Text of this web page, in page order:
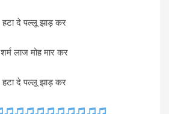
हटा दे पल्लू झाड़ कर
शर्म लाज मोह मार कर
हटा दे पल्लू झाड़ कर